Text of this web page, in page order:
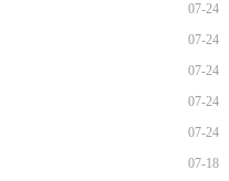
07-24
07-24
07-24
07-24
07-24
07-18